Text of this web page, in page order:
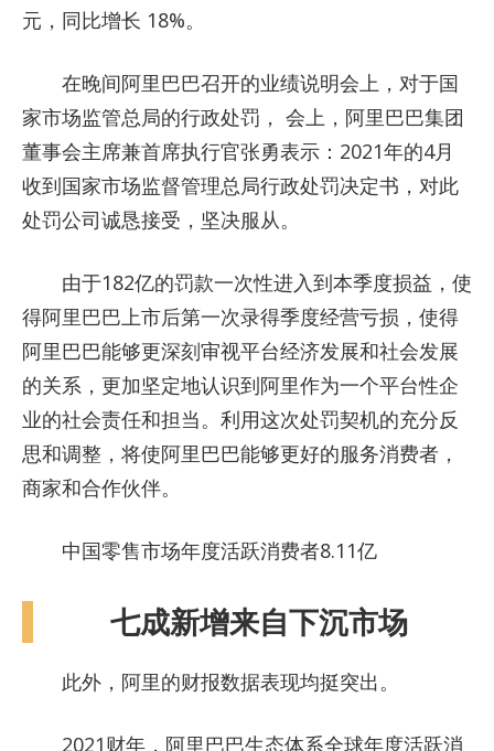
元，同比增长 18%。
在晚间阿里巴巴召开的业绩说明会上，对于国
家市场监管总局的行政处罚， 会上，阿里巴巴集团
董事会主席兼首席执行官张勇表示：2021年的4月
收到国家市场监督管理总局行政处罚决定书，对此
处罚公司诚恳接受，坚决服从。
由于182亿的罚款一次性进入到本季度损益，使
得阿里巴巴上市后第一次录得季度经营亏损，使得
阿里巴巴能够更深刻审视平台经济发展和社会发展
的关系，更加坚定地认识到阿里作为一个平台性企
业的社会责任和担当。利用这次处罚契机的充分反
思和调整，将使阿里巴巴能够更好的服务消费者，
商家和合作伙伴。
中国零售市场年度活跃消费者8.11亿
七成新增来自下沉市场
此外，阿里的财报数据表现均挺突出。
2021财年，阿里巴巴生态体系全球年度活跃消